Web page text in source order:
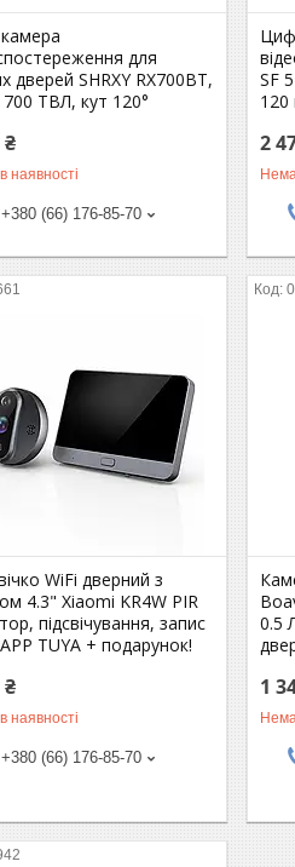
для
дверей SHRXY RX700BT,
700 ТВЛ, кут 120°
₴
наявності
+380 (66) 176-85-70
SF
120
2
WiFi дверний з
4.3" Xiaomi KR4W PIR
підсвічування, запис
TUYA + подарунок!
₴
наявності
+380 (66) 176-85-70
0.5
1